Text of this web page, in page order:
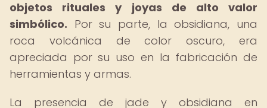
objetos rituales y joyas de alto valor
simbólico. Por su parte, la obsidiana, una
roca volcánica de color oscuro, era
apreciada por su uso en la fabricación de
herramientas y armas.
La presencia de jade y obsidiana en